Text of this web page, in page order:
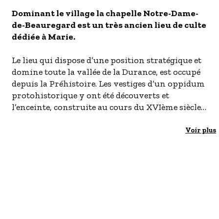
- Les établissements Accueil vélo
LES OFFRES MYPROVENCE
Dominant le village la chapelle Notre-Dame-
de-Beauregard est un très ancien lieu de culte
dédiée à Marie.
Le lieu qui dispose d’une position stratégique et
domine toute la vallée de la Durance, est occupé
depuis la Préhistoire. Les vestiges d’un oppidum
protohistorique y ont été découverts et
l’enceinte, construite au cours du XVIème siècle,
Voir plus